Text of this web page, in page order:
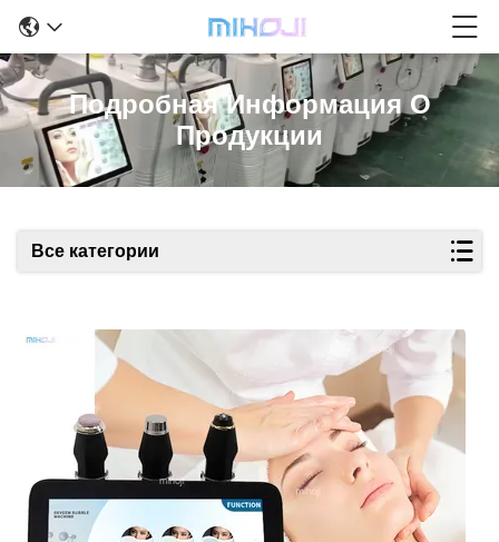
Подробная Информация О
Продукции
Все категории